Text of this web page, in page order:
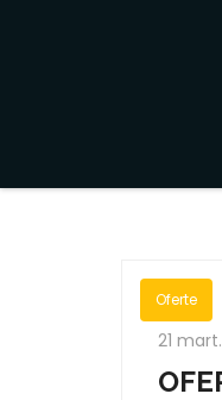
Oferte
21 mart.